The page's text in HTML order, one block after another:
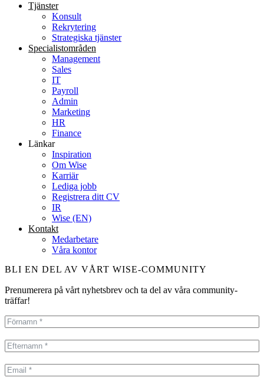
Tjänster
Konsult
Rekrytering
Strategiska tjänster
Specialist­områden
Management
Sales
IT
Payroll
Admin
Marketing
HR
Finance
Länkar
Inspiration
Om Wise
Karriär
Lediga jobb
Registrera ditt CV
IR
Wise (EN)
Kontakt
Medarbetare
Våra kontor
BLI EN DEL AV VÅRT WISE-COMMUNITY
Prenumerera på vårt nyhetsbrev och ta del av våra community-
träffar!